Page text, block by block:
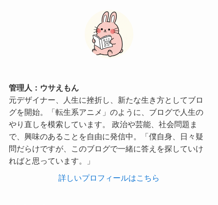
管理人：ウサえもん
元デザイナー、人生に挫折し、新たな生き方としてブロ
グを開始。「転生系アニメ」のように、ブログで人生の
やり直しを模索しています。 政治や芸能、社会問題ま
で、興味のあることを自由に発信中。「僕自身、日々疑
問だらけですが、このブログで一緒に答えを探していけ
ればと思っています。」
詳しいプロフィールはこちら